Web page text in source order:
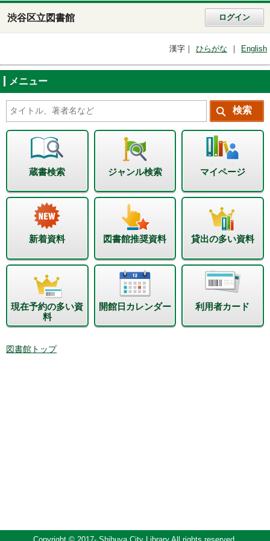
渋谷区立図書館 ログイン
漢字 ひらがな English
メニュー
蔵書検索 ジャンル検索 マイページ
新着資料 図書館推奨資料 貸出の多い資料
現在予約の多い資
料
開館日カレンダー 利用者カード
図書館トップ